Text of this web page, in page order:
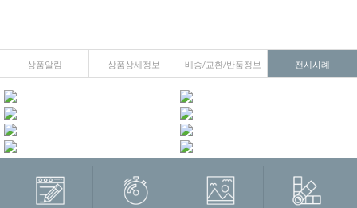
상품알림 상품상세정보 배송/교환/반품정보 전시사례